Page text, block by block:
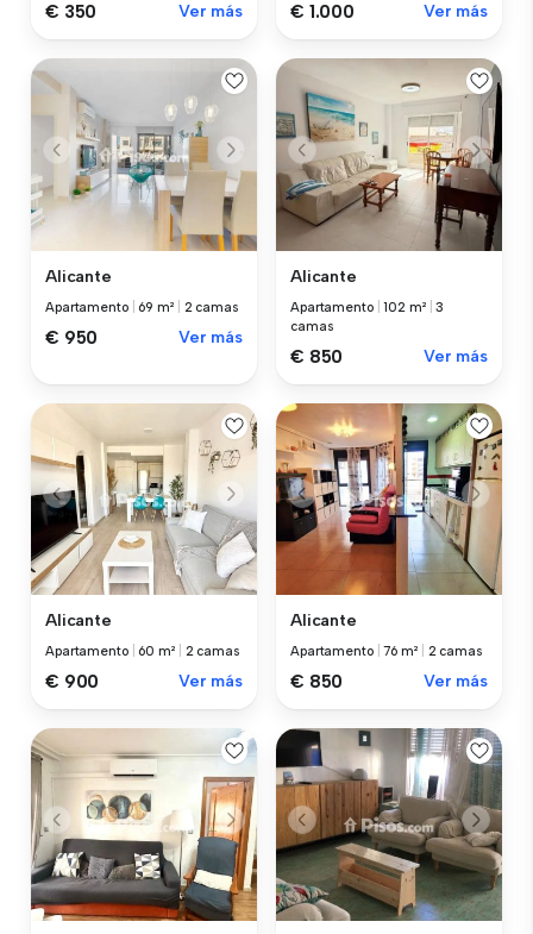
€ 350 Ver más € 1.000 Ver más
Alicante
Apartamento 69 m² 2 camas
€ 950 Ver más
Alicante
Apartamento |102 m² |3
camas
€ 850 Ver más
Alicante
Apartamento 60 m² 2 camas
€ 900 Ver más
Alicante
Apartamento |76 m² 2 camas
€ 850 Ver más